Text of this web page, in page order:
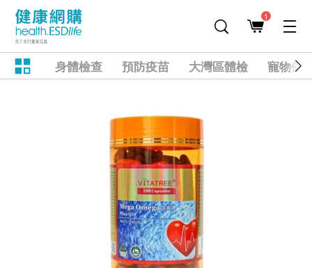
1
身體檢查 預防疫苗 大灣區體檢 寵物健